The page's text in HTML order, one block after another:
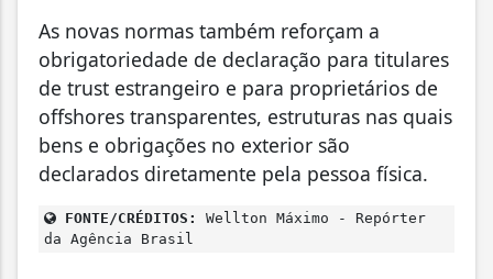
As novas normas também reforçam a
obrigatoriedade de declaração para titulares
de trust estrangeiro e para proprietários de
offshores transparentes, estruturas nas quais
bens e obrigações no exterior são
declarados diretamente pela pessoa física.
FONTE/CRÉDITOS:
Wellton Máximo - Repórter
da Agência Brasil